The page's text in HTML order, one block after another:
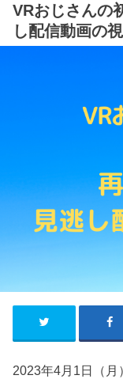
VRおじさんの
し配信動画の
2023年4月1日（